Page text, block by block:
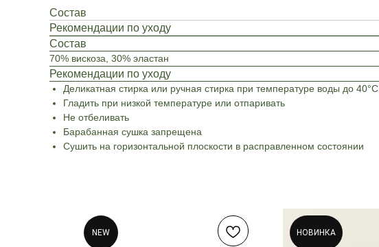
Состав
Рекомендации по уходу
Состав
70% вискоза, 30% эластан
Рекомендации по уходу
Деликатная стирка или ручная стирка при температуре воды до 40°C
Гладить при низкой температуре или отпаривать
Не отбеливать
Барабанная сушка запрещена
Сушить на горизонтальной плоскости в расправленном состоянии
NEW НОВИНКА